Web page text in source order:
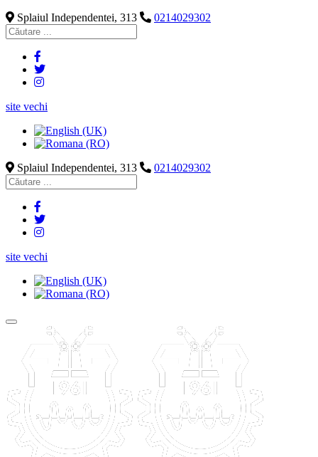
Splaiul Independentei, 313
0214029302
site vechi
Splaiul Independentei, 313 0214029302
site vechi